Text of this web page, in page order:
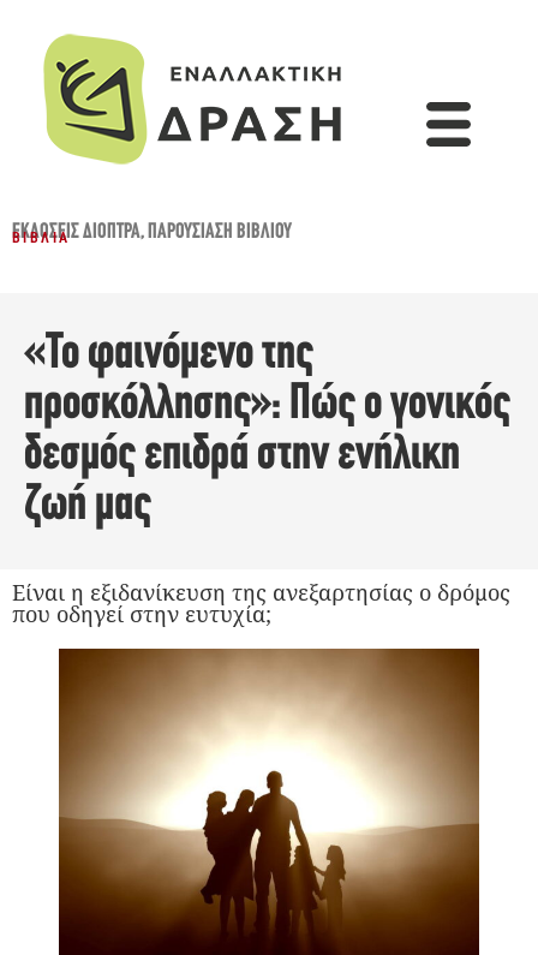
ΕΚΔΌΣΕΙΣ ΔΙΌΠΤΡΑ,ΠΑΡΟΥΣΊΑΣΗ ΒΙΒΛΊΟΥ
ΒΙΒΛΊΑ
«Το φαινόμενο της
προσκόλλησης»: Πώς ο γονικός
δεσμός επιδρά στην ενήλικη
ζωή μας
Είναι η εξιδανίκευση της ανεξαρτησίας ο δρόμος
που οδηγεί στην ευτυχία;